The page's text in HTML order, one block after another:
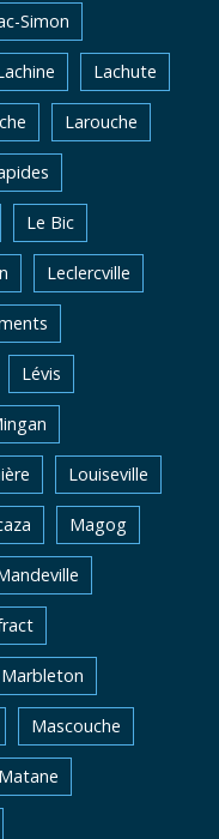
Simon
Lachute
Larouche
Le Bic
Leclercville
Lévis
Louiseville
Magog
Marbleton
Mascouche
Matane